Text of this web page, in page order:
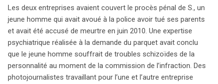
rôle doit être exercé avec responsabilité et éthique.
Les deux entreprises avaient couvert le procès pénal de S., un
jeune homme qui avait avoué à la police avoir tué ses parents
et avait été accusé de meurtre en juin 2010. Une expertise
psychiatrique réalisée à la demande du parquet avait conclu
que le jeune homme souffrait de troubles schizoïdes de la
personnalité au moment de la commission de l’infraction. Des
photojournalistes travaillant pour l’une et l’autre entreprise